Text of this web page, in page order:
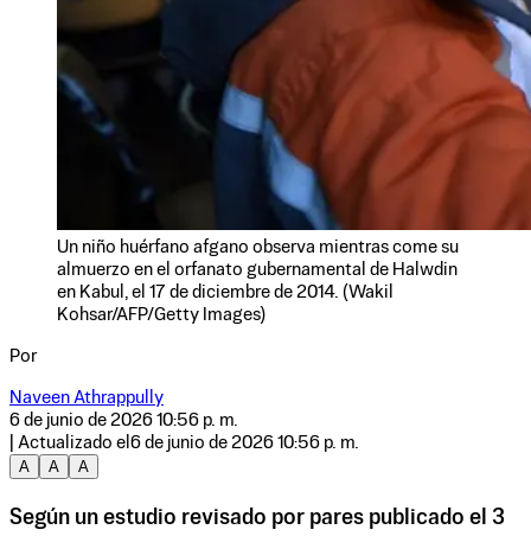
Un niño huérfano afgano observa mientras come su
almuerzo en el orfanato gubernamental de Halwdin
en Kabul, el 17 de diciembre de 2014. (Wakil
Kohsar/AFP/Getty Images)
Por
Naveen Athrappully
6 de junio de 2026 10:56 p. m.
| Actualizado el 6 de junio de 2026 10:56 p. m.
A
A A
Según un estudio revisado por pares publicado el 3